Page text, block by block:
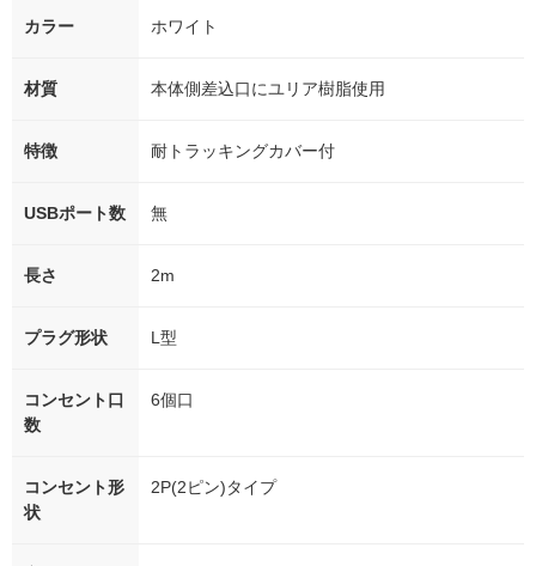
カラー ホワイト
材質 本体側差込口にユリア樹脂使用
特徴 耐トラッキングカバー付
USBポート数 無
長さ 2m
プラグ形状 L型
コンセント口
数
6個口
コンセント形
状
2P(2ピン)タイプ